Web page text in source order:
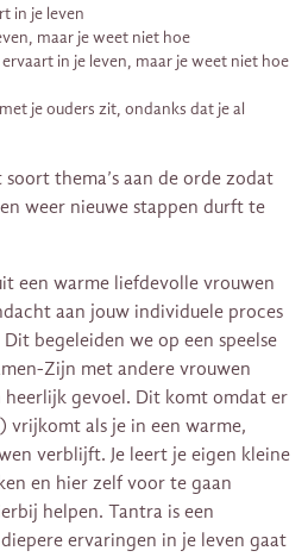
in je leven
maar je weet niet hoe
in je leven, maar je weet niet hoe
je ouders zit, ondanks dat je al
thema’s aan de orde zodat
weer nieuwe stappen durft te
een warme liefdevolle vrouwen
aan jouw individuele proces
begeleiden we op een speelse
Zijn met andere vrouwen
heerlijk gevoel. Dit komt omdat er
als je in een warme,
verblijft. Je leert je eigen kleine
en hier zelf voor te gaan
helpen. Tantra is een
ervaringen in je leven gaat